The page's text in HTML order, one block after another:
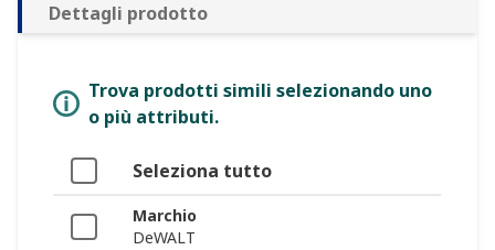
Dettagli prodotto
Trova prodotti simili selezionando uno
o più attributi.
Seleziona tutto
Marchio
DeWALT